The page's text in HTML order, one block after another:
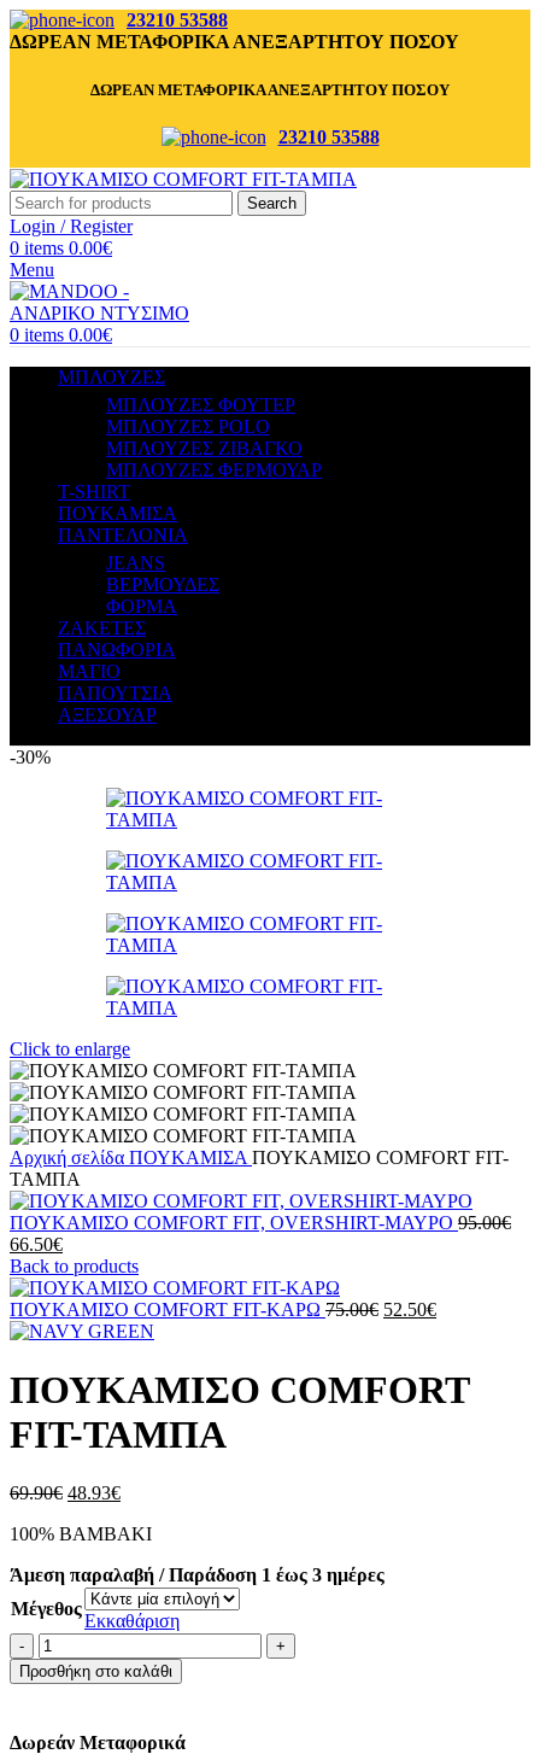
23210 53588
ΔΩΡΕΑΝ ΜΕΤΑΦΟΡΙΚΑ ΑΝΕΞΑΡΤΗΤΟΥ ΠΟΣΟΥ
ΔΩΡΕΑΝ ΜΕΤΑΦΟΡΙΚΑ ΑΝΕΞΑΡΤΗΤΟΥ ΠΟΣΟΥ
23210 53588
Search
Login / Register
0 items 0.00€
Menu
0 items 0.00€
ΜΠΛΟΥΖΕΣ
ΜΠΛΟΥΖΕΣ ΦΟΥΤΕΡ
ΜΠΛΟΥΖΕΣ POLO
ΜΠΛΟΥΖΕΣ ΖΙΒΑΓΚΟ
ΜΠΛΟΥΖΕΣ ΦΕΡΜΟΥΑΡ
T-SHIRT
ΠΟΥΚΑΜΙΣΑ
ΠΑΝΤΕΛΟΝΙΑ
JEANS
ΒΕΡΜΟΥΔΕΣ
ΦΟΡΜΑ
ΖΑΚΕΤΕΣ
ΠΑΝΩΦΟΡΙΑ
ΜΑΓΙΟ
ΠΑΠΟΥΤΣΙΑ
ΑΞΕΣΟΥΑΡ
-30%
Click to enlarge
Αρχική σελίδα ΠΟΥΚΑΜΙΣΑ ΠΟΥΚΑΜΙΣΟ COMFORT FIT-
ΤΑΜΠΑ
ΠΟΥΚΑΜΙΣΟ COMFORT FIT, OVERSHIRT-ΜΑΥΡΟ 95.00€
66.50€Η
τρέχουσα
τιμή
είναι:
66.50€.
Back to products
ΠΟΥΚΑΜΙΣΟ COMFORT FIT-ΚΑΡΩ 75.00€ Original
75.00€.
52.50€Η
είναι:
52.50€.
ΠΟΥΚΑΜΙΣΟ COMFORT
FIT-ΤΑΜΠΑ
69.90€ Original
was:
48.93€Η
τιμή
48.93€.
100% ΒΑΜΒΑΚI
Άμεση παραλαβή / Παράδοση 1 έως 3 ημέρες
Μέγεθος
Εκκαθάριση
ΠΟΥΚΑΜΙΣΟ
COMFORT
FIT-
ποσότητα
Προσθήκη στο καλάθι
Δωρεάν Μεταφορικά